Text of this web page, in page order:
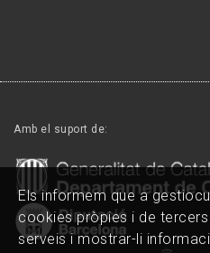
Amb el suport de:
Els informem que a
cookies pròpies i de
serveis i mostrar-li